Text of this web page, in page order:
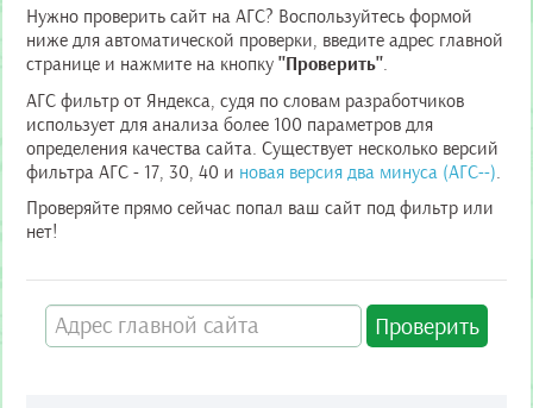
Нужно проверить сайт на АГС? Воспользуйтесь формой
ниже для автоматической проверки, введите адрес главной
странице и нажмите на кнопку "Проверить".
АГС фильтр от Яндекса, судя по словам разработчиков
использует для анализа более 100 параметров для
определения качества сайта. Существует несколько версий
фильтра АГС - 17, 30, 40 и новая версия два минуса (АГС--).
Проверяйте прямо сейчас попал ваш сайт под фильтр или
нет!